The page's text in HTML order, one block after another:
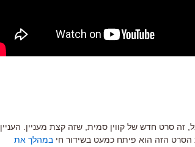
סרט חדש של קווין סמית, שזה קצת מעניין. העניין
הזה הוא פיתח כמעט בשידור חי במהלך את